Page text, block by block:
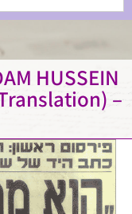
HUSSEIN
–